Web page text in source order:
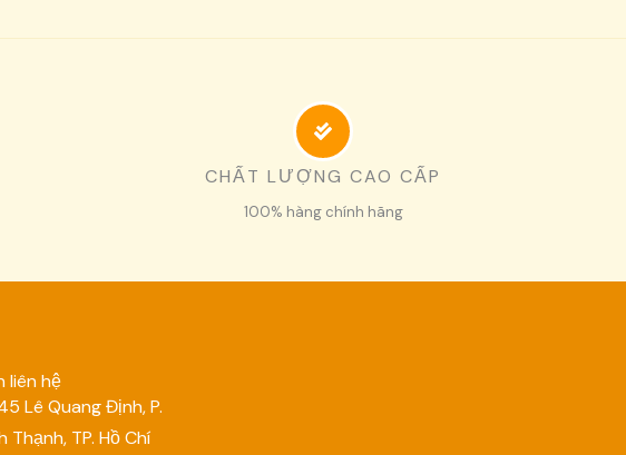
CHẤT LƯỢNG CAO CẤP
100% hàng chính hãng
liên hệ
Lê Quang Định, P.
Thạnh, TP. Hồ Chí